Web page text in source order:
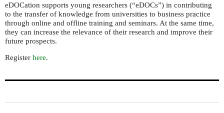
eDOCation supports young researchers (“eDOCs”) in contributing
to the transfer of knowledge from universities to business practice
through online and offline training and seminars. At the same time,
they can increase the relevance of their research and improve their
future prospects.
Register here.